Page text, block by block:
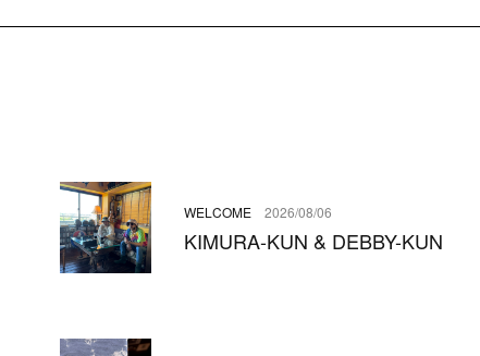
WELCOME 2026/08/06
KIMURA-KUN & DEBBY-KUN